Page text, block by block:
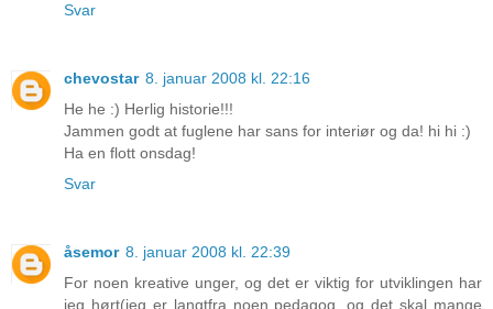
Svar
chevostar 8. januar 2008 kl. 22:16
He he :) Herlig historie!!!
Jammen godt at fuglene har sans for interiør og da! hi hi :)
Ha en flott onsdag!
Svar
åsemor 8. januar 2008 kl. 22:39
For noen kreative unger, og det er viktig for utviklingen har
jeg hørt(jeg er langtfra noen pedagog, og det skal mange